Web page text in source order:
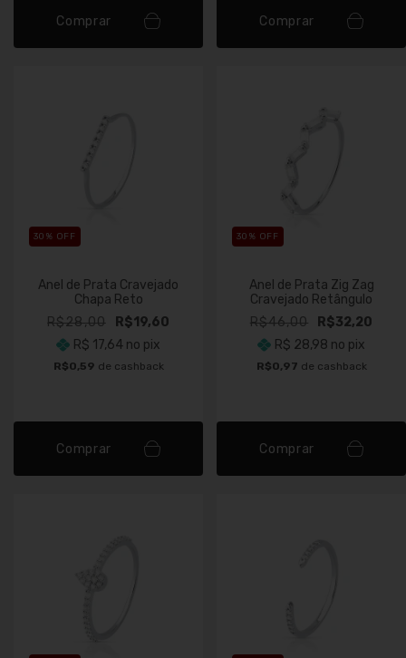
Comprar Comprar
30 % OFF
Anel de Prata Cravejado
Chapa Reto
R$28,00
R$19,60
R$ 17,64 no pix
R$0,59 de cashback
Comprar
30 % OFF
Anel de Prata Zig Zag
Cravejado Retângulo
R$46,00
R$32,20
R$ 28,98 no pix
R$0,97 de cashback
Comprar